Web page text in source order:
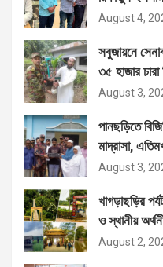
August 4,
সবুজায়নে
৩৫ হাজার
August 3,
পানছড়িতে
মাদ্রাসা,
বিতরণ
August 3,
খাগড়াছড়ির
ও স্থানীয়
August 2,